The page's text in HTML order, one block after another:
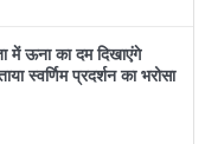
में ऊना का दम दिखाएंगे
स्वर्णिम प्रदर्शन का भरोसा